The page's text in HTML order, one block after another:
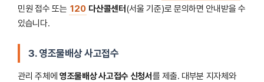
민원 접수 또는 120 다산콜센터 (서울 기준)로 문의하면 안내받을 수
있습니다.
3. 영조물배상 사고접수
관리 주체에 영조물배상 사고접수 신청서를 제출. 대부분 지자체와